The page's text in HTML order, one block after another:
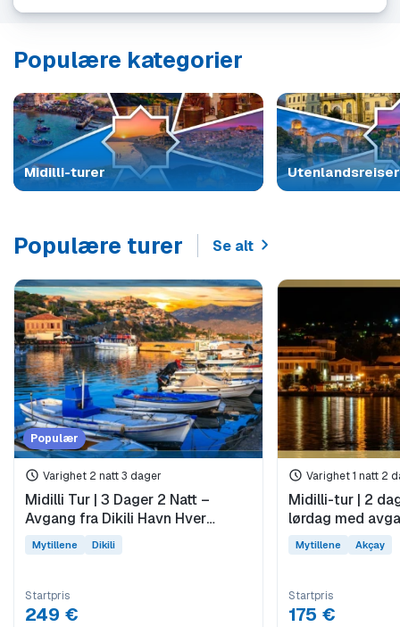
Populære kategorier
Midilli-turer Utenlandsreiser
Populære turer Se alt
Populær
Varighet 2 natt 3 dager
Midilli Tur | 3 Dager 2 Natt –
Avgang fra Dikili Havn Hver
Fredag
Mytillene Dikili
Startpris
249 €
Varighet 1 natt 2
Midilli-tur | 2
lørdag med
Mytillene Akçay
Startpris
175 €